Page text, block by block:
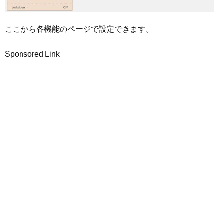
ここから各機能のページで設定できます。
Sponsored Link